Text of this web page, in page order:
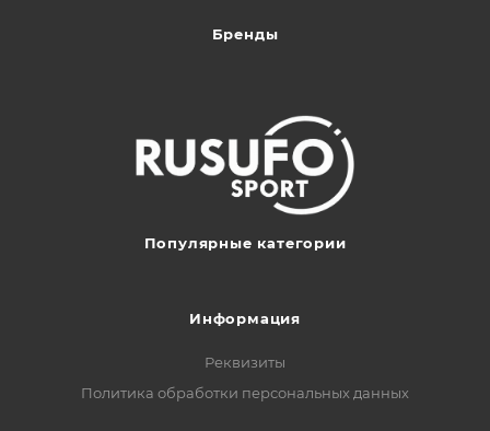
Бренды
Популярные категории
Информация
Реквизиты
Политика обработки персональных данных